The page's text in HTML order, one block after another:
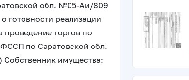
обл. №05-Аи/809
готовности реализации
проведение торгов по
по Саратовской обл.
Собственник имущества: